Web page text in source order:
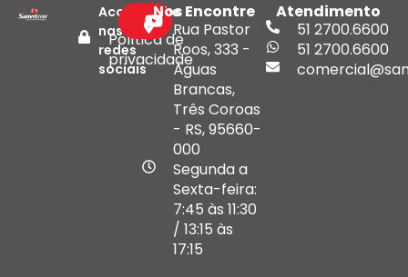
Política de
privacidade
Acompanhe
nas
redes
sociais
Nos Encontre
Rua Pastor
Roos, 333 -
Águas
Brancas,
Três Coroas
- RS, 95660-
000
Segunda a
Sexta-feira:
7:45 às 11:30
/ 13:15 às
17:15
Atendimento
51 2700.6600
51 2700.6600